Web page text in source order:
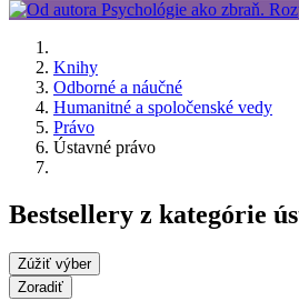
Knihy
Odborné a náučné
Humanitné a spoločenské vedy
Právo
Ústavné právo
Bestsellery z kategórie
Zúžiť výber
Zoradiť